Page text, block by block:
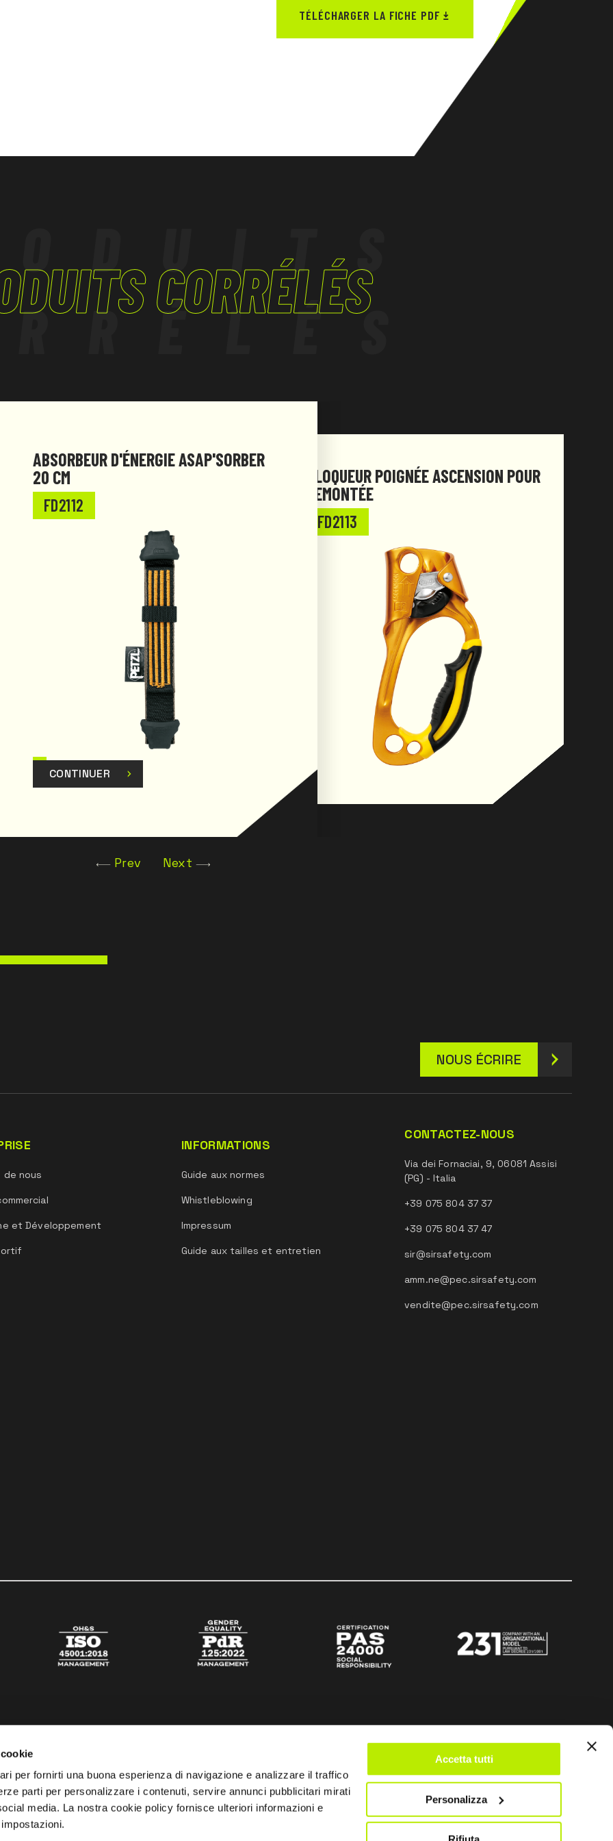
per fornirti una buona esperienza di navigazione e analizzare il traffico
parti per personalizzare i contenuti, servire annunci pubblicitari mirati
media. La nostra cookie policy fornisce ulteriori informazioni e
Accetta tutti
Personalizza
TÉLÉCHARGER LA FICHE PDF
CORRÉLÉS
ABSORBEUR D'ÉNERGIE ASAP'SORBER
20 CM
FD2112
CONTINUER
BLOQUEUR POIGNÉE ASCENSION POUR
REMONTÉE
FD2113
Prev Next
NOUS ÉCRIRE
de nous
et Développement
INFORMATIONS
Guide aux normes
Whistleblowing
Impressum
Guide aux tailles et entretien
CONTACTEZ-NOUS
Via dei Fornaciai, 9, 06081 Assisi
(PG) - Italia
+39 075 804 37 37
+39 075 804 37 47
sir@sirsafety.com
amm.ne@pec.sirsafety.com
vendite@pec.sirsafety.com